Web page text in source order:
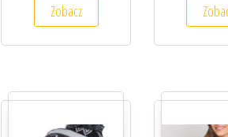
Zobacz